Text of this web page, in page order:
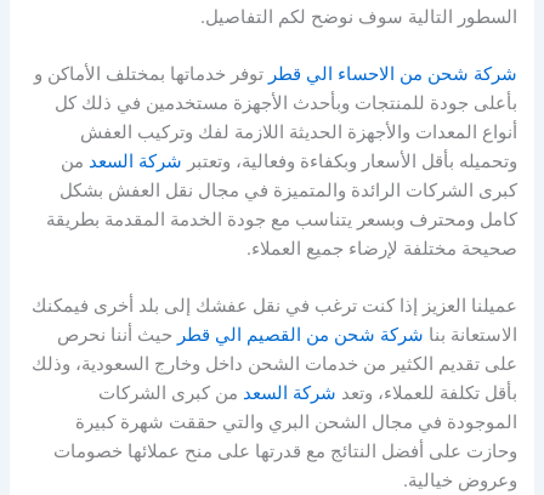
السطور التالية سوف نوضح لكم التفاصيل.
شركة شحن من الاحساء الي قطر توفر خدماتها بمختلف الأماكن و
بأعلى جودة للمنتجات وبأحدث الأجهزة مستخدمين في ذلك كل
أنواع المعدات والأجهزة الحديثة اللازمة لفك وتركيب العفش
وتحميله بأقل الأسعار وبكفاءة وفعالية، وتعتبر شركة السعد من
كبرى الشركات الرائدة والمتميزة في مجال نقل العفش بشكل
كامل ومحترف وبسعر يتناسب مع جودة الخدمة المقدمة بطريقة
صحيحة مختلفة لإرضاء جميع العملاء.
عميلنا العزيز إذا كنت ترغب في نقل عفشك إلى بلد أخرى فيمكنك
الاستعانة بنا شركة شحن من القصيم الي قطر حيث أننا نحرص
على تقديم الكثير من خدمات الشحن داخل وخارج السعودية، وذلك
بأقل تكلفة للعملاء، وتعد شركة السعد من كبرى الشركات
الموجودة في مجال الشحن البري والتي حققت شهرة كبيرة
وحازت على أفضل النتائج مع قدرتها على منح عملائها خصومات
وعروض خيالية.